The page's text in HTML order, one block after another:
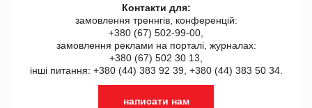
Контакти для:
замовлення треннгів, конференцій:
+380 (67) 502-99-00,
замовлення реклами на порталі, журналах:
+380 (67) 502 30 13,
інші питання: +380 (44) 383 92 39, +380 (44) 383 50 34.
написати нам